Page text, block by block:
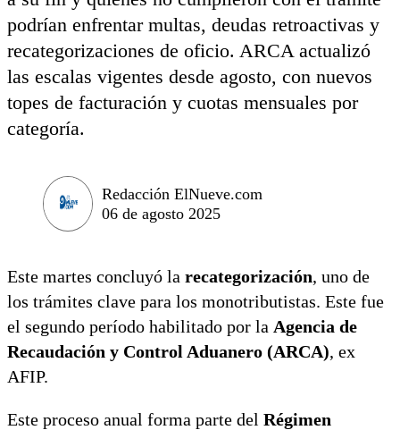
podrían enfrentar multas, deudas retroactivas y
recategorizaciones de oficio. ARCA actualizó
las escalas vigentes desde agosto, con nuevos
topes de facturación y cuotas mensuales por
categoría.
Redacción ElNueve.com
06 de agosto 2025
Este martes concluyó la recategorización, uno de
los trámites clave para los monotributistas. Este fue
el segundo período habilitado por la Agencia de
Recaudación y Control Aduanero (ARCA), ex
AFIP.
Este proceso anual forma parte del Régimen